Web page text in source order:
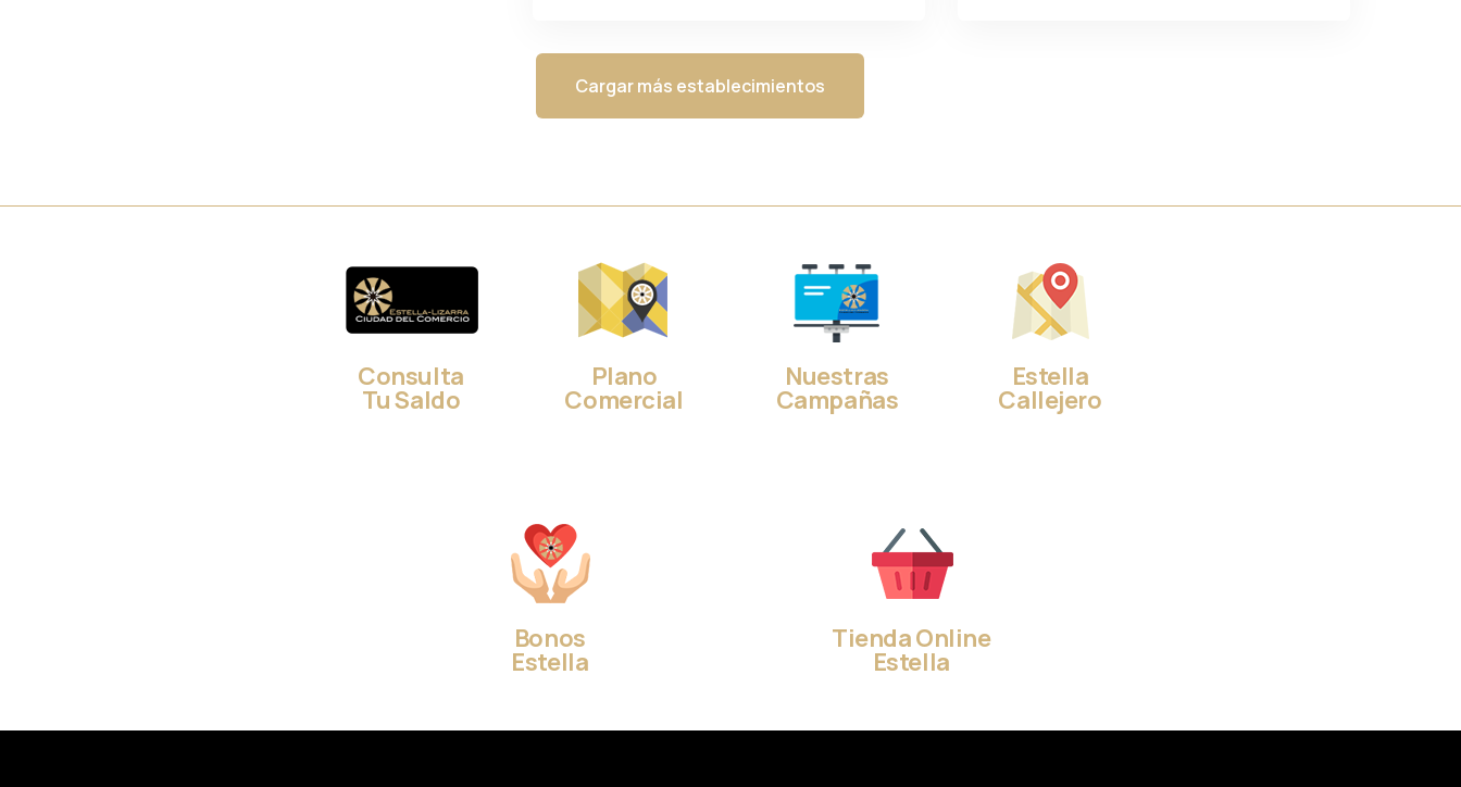
Cargar más establecimientos
Consulta
Tu Saldo
Plano
Comercial
Nuestras
Campañas
Estella
Callejero
Bonos
Estella
Tienda Online
Estella